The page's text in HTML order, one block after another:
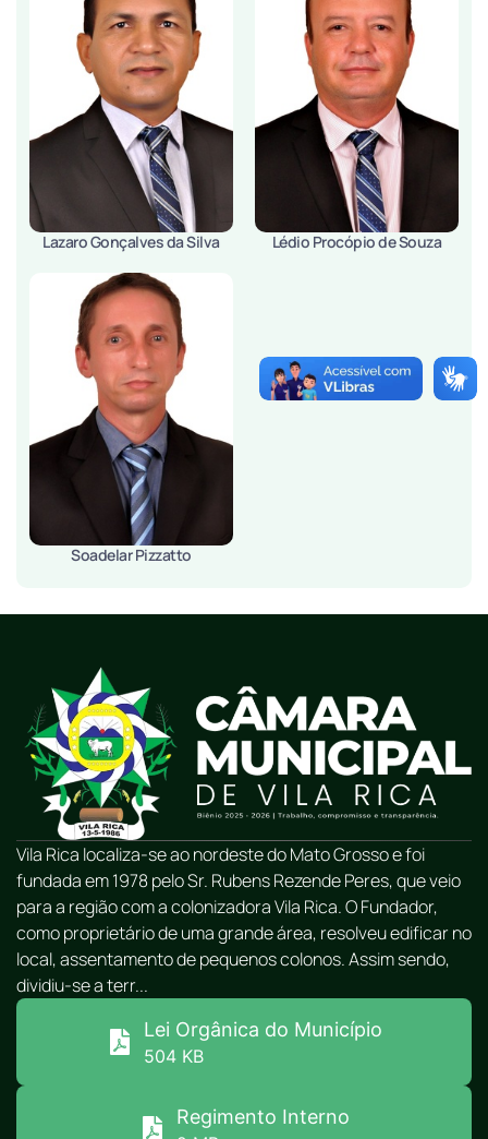
Lazaro Gonçalves da Silva Lédio Procópio de Souza
Soadelar Pizzatto
Vila Rica localiza-se ao nordeste do Mato Grosso e foi
fundada em 1978 pelo Sr. Rubens Rezende Peres, que veio
para a região com a colonizadora Vila Rica. O Fundador,
como proprietário de uma grande área, resolveu edificar no
local, assentamento de pequenos colonos. Assim sendo,
dividiu-se a terr...
Lei Orgânica do Município
504 KB
Regimento Interno